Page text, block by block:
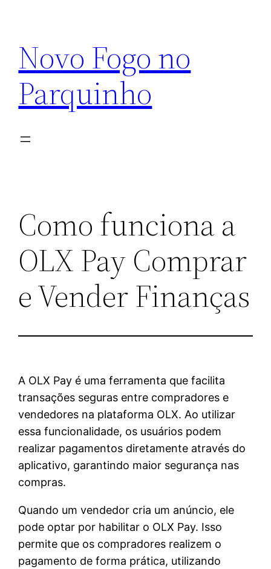
conteúdo
Novo Fogo no
Parquinho
Como funciona a
OLX Pay Comprar
e Vender Finanças
A OLX Pay é uma ferramenta que facilita
transações seguras entre compradores e
vendedores na plataforma OLX. Ao utilizar
essa funcionalidade, os usuários podem
realizar pagamentos diretamente através do
aplicativo, garantindo maior segurança nas
compras.
Quando um vendedor cria um anúncio, ele
pode optar por habilitar o OLX Pay. Isso
permite que os compradores realizem o
pagamento de forma prática, utilizando